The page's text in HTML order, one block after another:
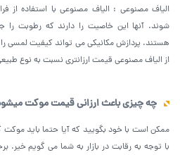
الیاف مصنوعی : الیاف مصنوعی با استفاده از
شوند. آنها این خاصیت را دارند که رطوبت را
هستند. پردازش مکانیکی می تواند کیفیت لمسی
از الیاف مصنوعی قیمت ارزانتری نسبت به نوع
چه چیزی باعث ارزانی قیمت موکت
ممکن است با خود بگویید که آیا حتما باید
با توجه به رقابت در بازار به شما می گویم خیر.